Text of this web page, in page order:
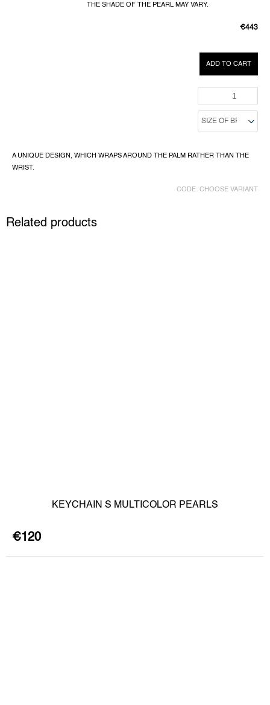
€443
PRICE:
ADD TO CART
THE SHADE OF THE PEARL MAY VARY.
A UNIQUE DESIGN, WHICH WRAPS AROUND THE PALM RATHER THAN THE
WRIST.
CODE: CHOOSE VARIANT
Related products
KEYCHAIN S MULTICOLOR PEARLS
€120